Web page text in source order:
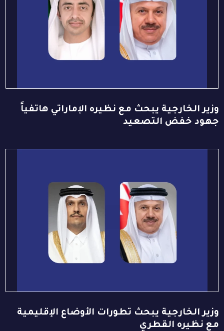
وزير الخارجية يبحث مع نظيره الإماراتي هاتفياً
جهود خفض التصعيد
وزير الخارجية يبحث تطورات الأوضاع الإقليمية
مع نظيره القطري